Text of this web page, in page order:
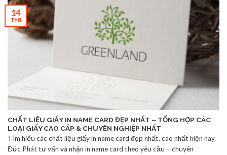
CHẤT LIỆU GIẤY IN NAME CARD ĐẸP NHẤT – TỔNG HỢP CÁC
LOẠI GIẤY CAO CẤP & CHUYÊN NGHIỆP NHẤT
TÌm hiểu các chất liệu giấy in name card đẹp nhất, cao nhất hiện nay.
Đức Phát tư vấn và nhận in name card theo yêu cầu – chuyên
14
Th8